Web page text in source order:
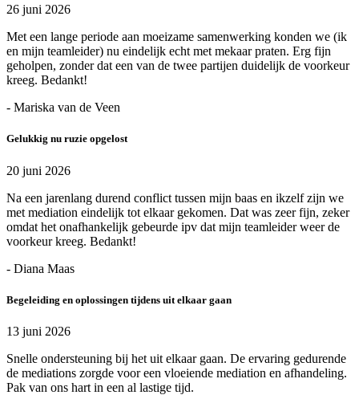
26 juni 2026
Met een lange periode aan moeizame samenwerking konden we (ik
en mijn teamleider) nu eindelijk echt met mekaar praten. Erg fijn
geholpen, zonder dat een van de twee partijen duidelijk de voorkeur
kreeg. Bedankt!
- Mariska van de Veen
Gelukkig nu ruzie opgelost
20 juni 2026
Na een jarenlang durend conflict tussen mijn baas en ikzelf zijn we
met mediation eindelijk tot elkaar gekomen. Dat was zeer fijn, zeker
omdat het onafhankelijk gebeurde ipv dat mijn teamleider weer de
voorkeur kreeg. Bedankt!
- Diana Maas
Begeleiding en oplossingen tijdens uit elkaar gaan
13 juni 2026
Snelle ondersteuning bij het uit elkaar gaan. De ervaring gedurende
de mediations zorgde voor een vloeiende mediation en afhandeling.
Pak van ons hart in een al lastige tijd.